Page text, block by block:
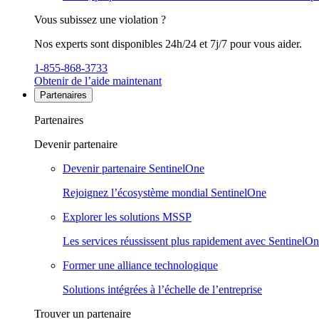
Vous subissez une violation ?
Nos experts sont disponibles 24h/24 et 7j/7 pour vous aider.
1-855-868-3733
Obtenir de l’aide maintenant
Partenaires
Partenaires
Devenir partenaire
Devenir partenaire SentinelOne
Rejoignez l’écosystème mondial SentinelOne
Explorer les solutions MSSP
Les services réussissent plus rapidement avec
Former une alliance technologique
Solutions intégrées à l’échelle de l’entreprise
Trouver un partenaire